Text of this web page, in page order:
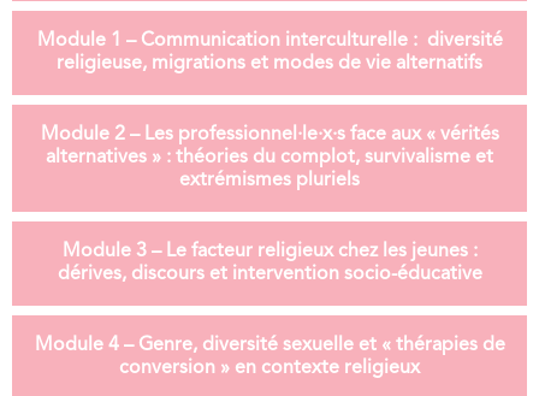
Module 1 – Communication interculturelle : diversité
religieuse, migrations et modes de vie alternatifs
Module 2 – Les professionnel·le·x·s face aux « vérités
alternatives » : théories du complot, survivalisme et
extrémismes pluriels
Module 3 – Le facteur religieux chez les jeunes :
dérives, discours et intervention socio-éducative
Module 4 – Genre, diversité sexuelle et « thérapies de
conversion » en contexte religieux